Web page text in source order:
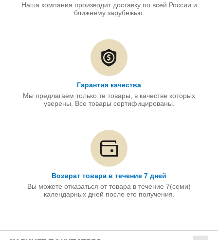
Наша компания производит доставку по всей России и
ближнему зарубежью.
Гарантия качества
Мы предлагаем только те товары, в качестве которых
уверены. Все товары сертифицированы.
Возврат товара в течение 7 дней
Вы можете отказаться от товара в течение 7(семи)
календарных дней после его получения.